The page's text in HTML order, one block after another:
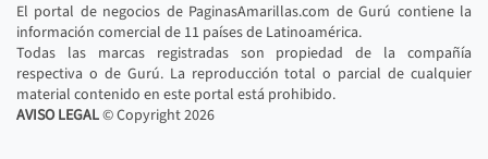
El portal de negocios de PaginasAmarillas.com de Gurú contiene la
información comercial de 11 países de Latinoamérica.
Todas las marcas registradas son propiedad de la compañía
respectiva o de Gurú. La reproducción total o parcial de cualquier
material contenido en este portal está prohibido.
AVISO LEGAL© Copyright2026